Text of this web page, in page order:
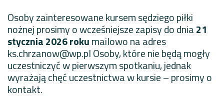
Osoby zainteresowane kursem sędziego piłki
nożnej prosimy o wcześniejsze zapisy do dnia21
stycznia 2026 rokumailowo na adres
ks.chrzanow@wp.plOsoby, które nie będą mogły
uczestniczyć w pierwszym spotkaniu, jednak
wyrażają chęć uczestnictwa w kursie – prosimy o
kontakt.